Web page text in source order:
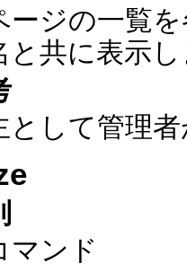
ージの一覧
と共に表示
として管理
マンド